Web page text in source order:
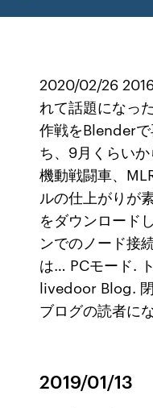
2020/02/26
れて話題になっ
作戦をBlender
ち、9月くらいか
機動戦闘車、
ルの仕上がりが
をダウンロード
ンでのノード接
は… PCモード.
livedoor Blog.
ブログの読者に
2019/01/13